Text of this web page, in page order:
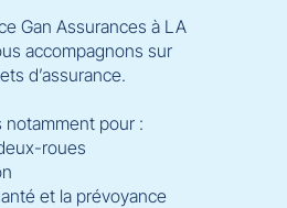
Gan Assurances à LA
accompagnons sur
d’assurance.
pour :
roues
et la prévoyance